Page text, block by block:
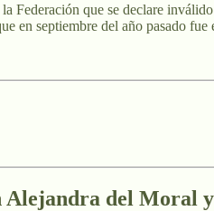
que se declare
en septiembre del año pasado fue
Alejandra del Moral